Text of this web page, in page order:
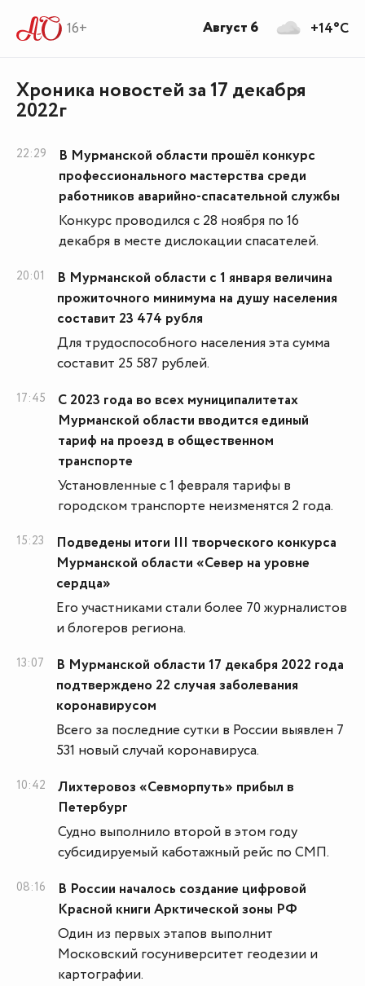
16+
Хроника новостей за 17 декабря
2022г
22:29
В Мурманской области прошёл конкурс
профессионального мастерства среди
работников аварийно-спасательной службы
Конкурс проводился с 28 ноября по 16
декабря в месте дислокации спасателей.
20:01
В Мурманской области с 1 января величина
прожиточного минимума на душу населения
составит 23 474 рубля
Для трудоспособного населения эта сумма
составит 25 587 рублей.
17:45
С 2023 года во всех муниципалитетах
Мурманской области вводится единый
тариф на проезд в общественном
транспорте
Установленные с 1 февраля тарифы в
городском транспорте неизменятся 2 года.
15:23
Подведены итоги III творческого конкурса
Мурманской области «Север на уровне
сердца»
Его участниками стали более 70 журналистов
и блогеров региона.
13:07
В Мурманской области 17 декабря 2022 года
подтверждено 22 случая заболевания
коронавирусом
Всего за последние сутки в России выявлен 7
531 новый случай коронавируса.
10:42
Лихтеровоз «Севморпуть» прибыл в
Петербург
Судно выполнило второй в этом году
субсидируемый каботажный рейс по СМП.
08:16
В России началось создание цифровой
Красной книги Арктической зоны РФ
Один из первых этапов выполнит
Московский госуниверситет геодезии и
картографии.
+14°C
Август 6